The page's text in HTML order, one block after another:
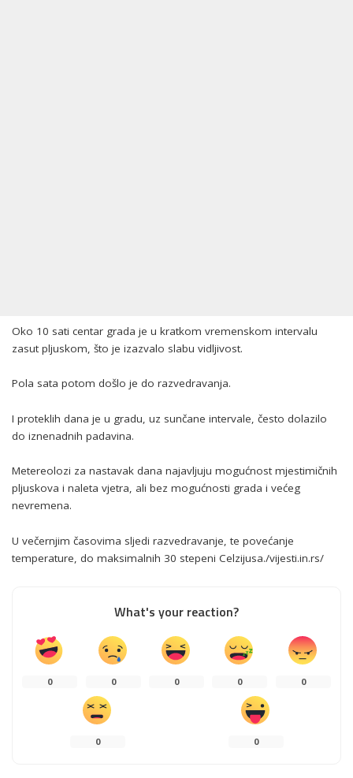
Oko 10 sati centar grada je u kratkom vremenskom intervalu
zasut pljuskom, što je izazvalo slabu vidljivost.
Pola sata potom došlo je do razvedravanja.
I proteklih dana je u gradu, uz sunčane intervale, često dolazilo
do iznenadnih padavina.
Metereolozi za nastavak dana najavljuju mogućnost mjestimičnih
pljuskova i naleta vjetra, ali bez mogućnosti grada i većeg
nevremena.
U večernjim časovima sljedi razvedravanje, te povećanje
temperature, do maksimalnih 30 stepeni Celzijusa./vijesti.in.rs/
What's your reaction?
0 0 0 0 0
0 0